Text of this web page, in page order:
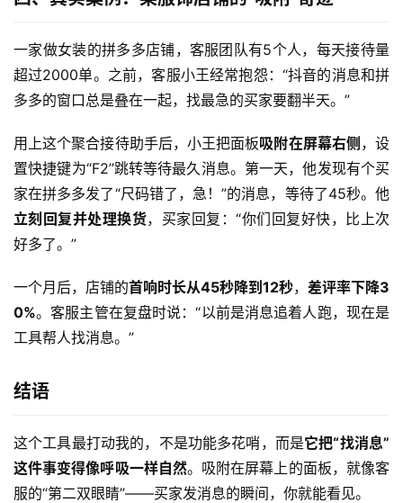
一家做女装的拼多多店铺，客服团队有5个人，每天接待量
超过2000单。之前，客服小王经常抱怨：“抖音的消息和拼
多多的窗口总是叠在一起，找最急的买家要翻半天。”
用上这个聚合接待助手后，小王把面板吸附在屏幕右侧，设
置快捷键为“F2”跳转等待最久消息。第一天，他发现有个买
家在拼多多发了“尺码错了，急！”的消息，等待了45秒。他
立刻回复并处理换货，买家回复：“你们回复好快，比上次
好多了。”
一个月后，店铺的首响时长从45秒降到12秒， 差评率下降3
0%。客服主管在复盘时说：“以前是消息追着人跑，现在是
工具帮人找消息。”
结语
这个工具最打动我的，不是功能多花哨，而是它把“找消息”
这件事变得像呼吸一样自然。吸附在屏幕上的面板，就像客
服的“第二双眼睛”——买家发消息的瞬间，你就能看见。